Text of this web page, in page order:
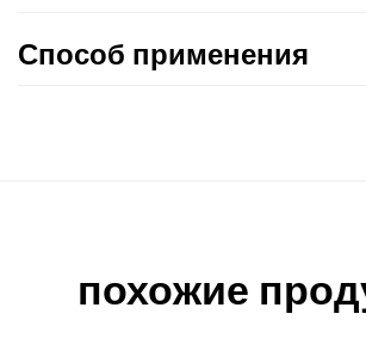
Способ применения
похожие